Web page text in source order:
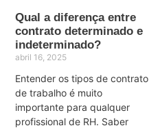
Qual a diferença entre
contrato determinado e
indeterminado?
abril 16, 2025
Entender os tipos de contrato
de trabalho é muito
importante para qualquer
profissional de RH. Saber